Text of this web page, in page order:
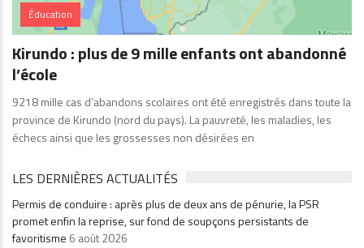
Éducation
Kirundo : plus de 9 mille enfants ont abandonné
l’école
9218 mille cas d’abandons scolaires ont été enregistrés dans toute la
province de Kirundo (nord du pays). La pauvreté, les maladies, les
échecs ainsi que les grossesses non désirées en
LES DERNIÈRES ACTUALITÉS
Permis de conduire : après plus de deux ans de pénurie, la PSR
promet enfin la reprise, sur fond de soupçons persistants de
favoritisme 6 août 2026